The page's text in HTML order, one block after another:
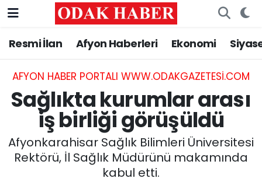
Resmi İlan Afyon Haberleri Ekonomi
AFYON HABER PORTALI WWW.ODAKGAZETESI.COM
Sağlıkta kurumlar arası
iş birliği görüşüldü
Afyonkarahisar Sağlık Bilimleri Üniversitesi
Rektörü, İl Sağlık Müdürünü makamında
kabul etti.
AFYONKARAHİSAR HABERLERİ
Resmi İlan
ASAYİŞ
GÜNCEL
SİYASET
Nöbetçi Eczaneler
Hava Durumu
Trafik Durumu
Süper Lig Puan Durumu ve Fikstür
Tüm Manşetler